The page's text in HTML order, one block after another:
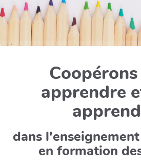
apprendre
dans
en formation